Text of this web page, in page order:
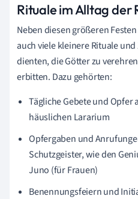
Rituale im Alltag der
Neben diesen größeren
auch viele kleinere Rituale
dienten, die Götter zu
erbitten. Dazu gehörten:
Tägliche Gebete und Opfer
häuslichen Lararium
Opfergaben und
Schutzgeister, wie den
Juno (für Frauen)
Benennungsfeiern und